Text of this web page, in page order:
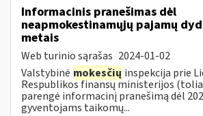
Informacinis pranešimas dėl
neapmokestinamųjų pajamų
metais
Web turinio sąrašas 2024-01-02
Valstybinė mokesčių inspekcija prie
Respublikos finansų ministerijos
parengė informacinį pranešimą dėl
gyventojams taikomų...